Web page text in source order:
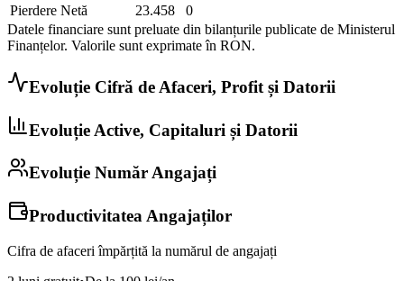
Pierdere Netă
23.458
0
Datele financiare sunt preluate din bilanțurile publicate de Ministerul
Finanțelor. Valorile sunt exprimate în RON.
Evoluție Cifră de Afaceri, Profit și Datorii
Evoluție Active, Capitaluri și Datorii
Evoluție Număr Angajați
Productivitatea Angajaților
Cifra de afaceri împărțită la numărul de angajați